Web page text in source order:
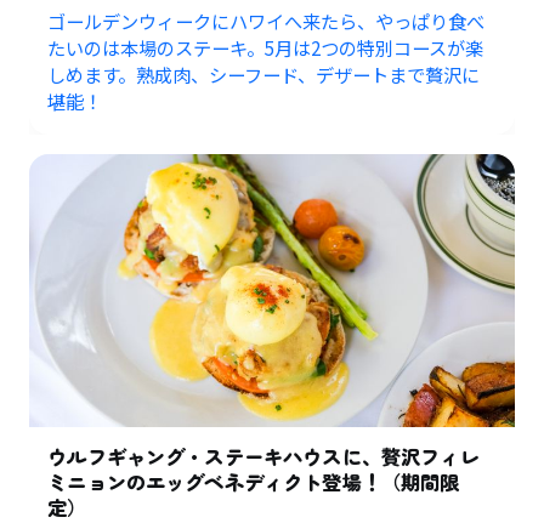
ゴールデンウィークにハワイへ来たら、やっぱり食べ
たいのは本場のステーキ。5月は2つの特別コースが楽
しめます。熟成肉、シーフード、デザートまで贅沢に
堪能！
ウルフギャング・ステーキハウスに、贅沢フィレ
ミニョンのエッグベネディクト登場！（期間限
定）